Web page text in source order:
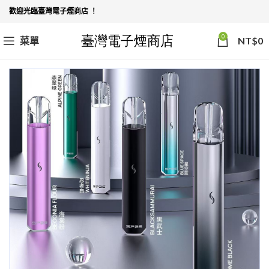
歡迎光臨臺灣電子煙商店 ！
菜單 0 NT$0